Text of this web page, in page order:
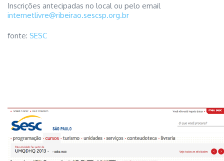
Inscrições antecipadas no local ou pelo email
internetlivre@ribeirao.sescsp.org.br
fonte: SESC